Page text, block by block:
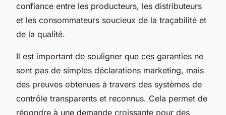
confiance entre les producteurs, les distributeurs
et les consommateurs soucieux de la traçabilité et
de la qualité.
Il est important de souligner que ces garanties ne
sont pas de simples déclarations marketing, mais
des preuves obtenues à travers des systèmes de
contrôle transparents et reconnus. Cela permet de
répondre à une demande croissante pour des